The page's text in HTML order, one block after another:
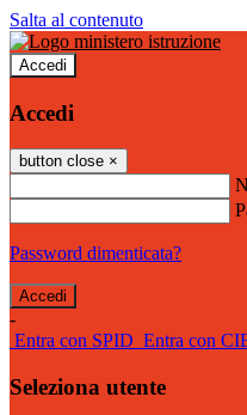
Salta al contenuto
Accedi
Accedi
button close ×
Password dimenticata?
-
Entra con SPID Entra con
Seleziona utente